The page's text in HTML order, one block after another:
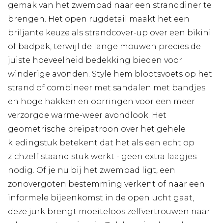
gemak van het zwembad naar een stranddiner te
brengen. Het open rugdetail maakt het een
briljante keuze als strandcover-up over een bikini
of badpak, terwijl de lange mouwen precies de
juiste hoeveelheid bedekking bieden voor
winderige avonden. Style hem blootsvoets op het
strand of combineer met sandalen met bandjes
en hoge hakken en oorringen voor een meer
verzorgde warme-weer avondlook. Het
geometrische breipatroon over het gehele
kledingstuk betekent dat het als een echt op
zichzelf staand stuk werkt - geen extra laagjes
nodig. Of je nu bij het zwembad ligt, een
zonovergoten bestemming verkent of naar een
informele bijeenkomst in de openlucht gaat,
deze jurk brengt moeiteloos zelfvertrouwen naar